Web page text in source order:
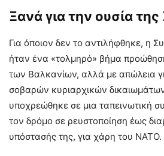
Ξανά για την ουσία
Για όποιον δεν το αντιλήφθηκε, η
ήταν ένα «τολμηρό» βήμα
των Βαλκανίων, αλλά με απώλεια
σοβαρών κυριαρχικών
υποχρεώθηκε σε μια ταπεινωτική
τον δρόμο σε ρευστοποίηση έως
υπόστασής της, για χάρη του ΝΑΤΟ.